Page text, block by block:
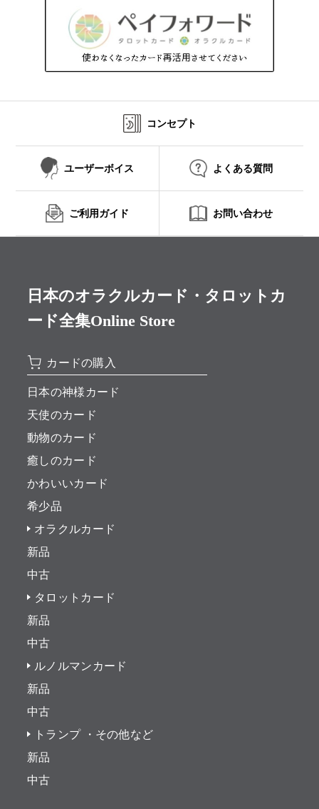
コンセプト
ユーザーボイス よくある質問
ご利用ガイド お問い合わせ
日本のオラクルカード・タロットカ
ード全集Online Store
カードの購入
日本の神様カード
天使のカード
動物のカード
癒しのカード
かわいいカード
希少品
オラクルカード
新品
中古
タロットカード
新品
中古
ルノルマンカード
新品
中古
トランプ ・その他など
新品
中古